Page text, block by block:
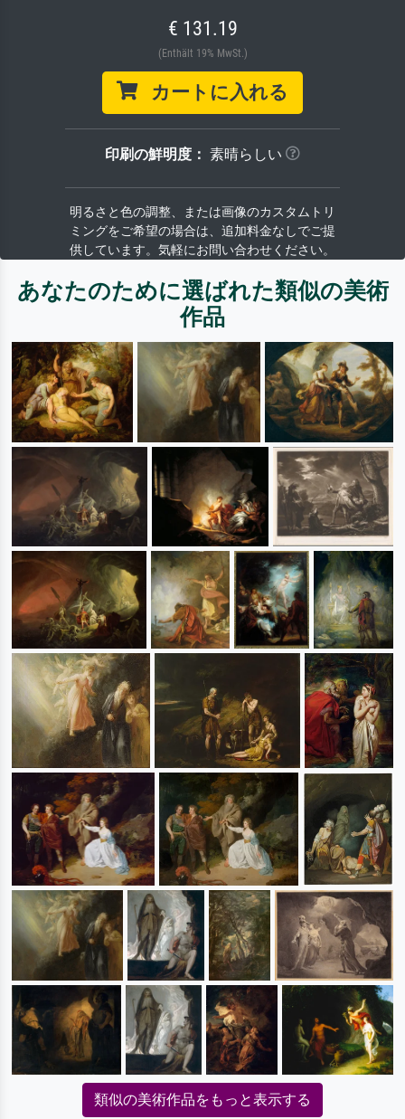
€ 131.19
(Enthält 19% MwSt.)
カートに入れる
印刷の鮮明度： 素晴らしい
明るさと色の調整、または画像のカスタムトリ
ミングをご希望の場合は、追加料金なしでご提
供しています。気軽にお問い合わせください。
あなたのために選ばれた類似の美術
作品
類似の美術作品をもっと表示する